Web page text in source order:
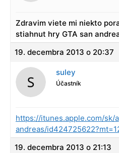
Zdravim viete mi niekto
stiahnut hry GTA san
19. decembra 2013 o 20:37
suley
Účastník
https://itunes.apple.com/
andreas/
19. decembra 2013 o 21:13